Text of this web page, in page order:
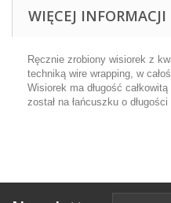
WIĘCEJ INFORMACJI
Ręcznie zrobiony wisiorek z
techniką wire wrapping, w
Wisiorek ma długość
został na łańcuszku o długości